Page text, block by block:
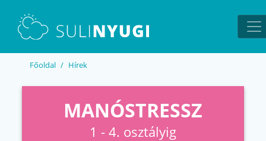
Főoldal Hírek
MANÓSTRESSZ
1 - 4. osztályig